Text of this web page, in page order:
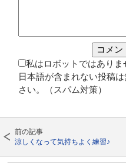
私はロボットではありま
日本語が含まれない投稿
さい。（スパム対策）
前の記事
涼しくなって気持ちよく練習♪